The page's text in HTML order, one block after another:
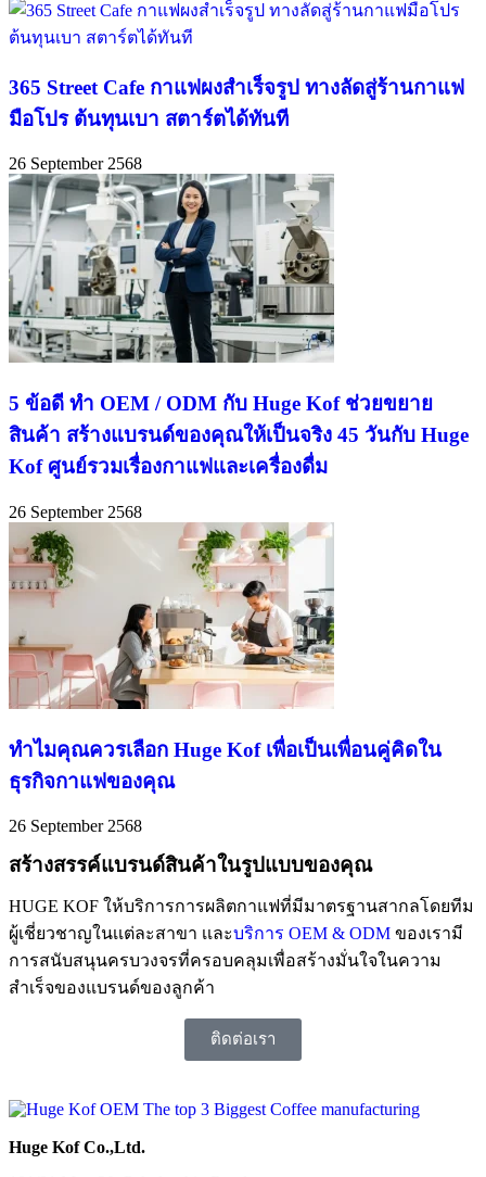
365 Street Cafe กาแฟผงสำเร็จรูป ทางลัดสู่ร้านกาแฟ
มือโปร ต้นทุนเบา สตาร์ตได้ทันที
26 September 2568
5 ข้อดี ทำ OEM / ODM กับ Huge Kof ช่วยขยาย
สินค้า สร้างแบรนด์ของคุณให้เป็นจริง 45 วันกับ Huge
Kof ศูนย์รวมเรื่องกาแฟและเครื่องดื่ม
26 September 2568
ทำไมคุณควรเลือก Huge Kof เพื่อเป็นเพื่อนคู่คิดใน
ธุรกิจกาแฟของคุณ
26 September 2568
สร้างสรรค์แบรนด์สินค้าในรูปแบบของคุณ
HUGE KOF ให้บริการการผลิตกาแฟที่มีมาตรฐานสากลโดยทีม
ผู้เชี่ยวชาญในเเต่ละสาขา เเละบริการ OEM & ODM ของเรามี
การสนับสนุนครบวงจรที่ครอบคลุมเพื่อสร้างมั่นใจในความ
สำเร็จของแบรนด์ของลูกค้า
ติดต่อเรา
Huge Kof Co.,Ltd.